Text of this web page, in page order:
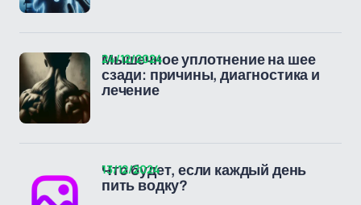
Мышечное уплотнение на шее
сзади: причины, диагностика и
лечение
24/12/2024
Что будет, если каждый день
пить водку?
13/12/2024